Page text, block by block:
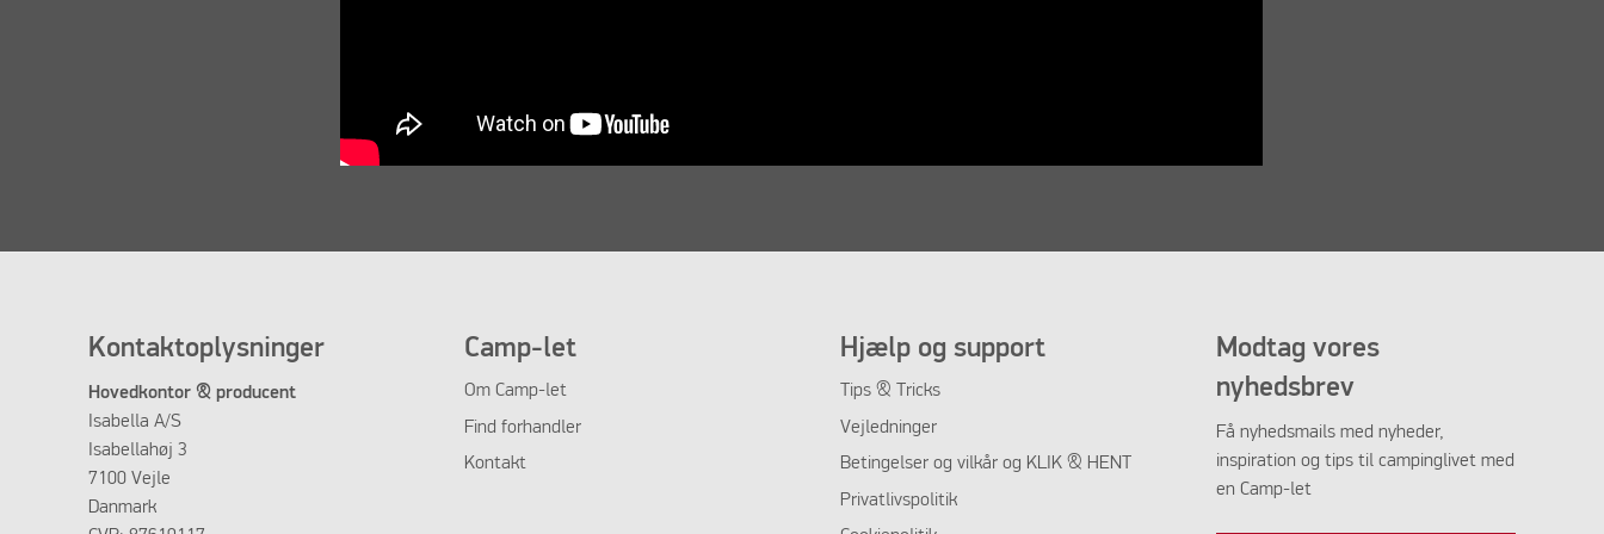
Kontaktoplysninger
Hovedkontor & producent
Isabella A/S
Isabellahøj 3
7100 Vejle
Danmark
Camp-let
Om Camp-let
Find forhandler
Kontakt
Hjælp og support
Tips & Tricks
Vejledninger
Betingelser og vilkår og KLIK & HENT
Privatlivspolitik
Modtag vores
nyhedsbrev
Få nyhedsmails med nyheder,
inspiration og tips til campinglivet med
en Camp-let